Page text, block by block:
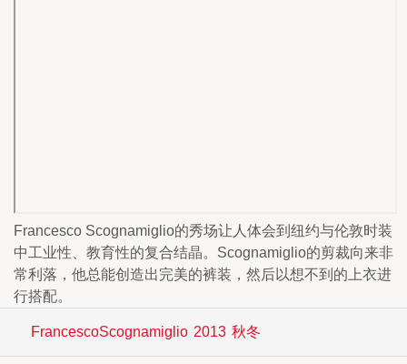
Francesco Scognamiglio的秀场让人体会到纽约与伦敦时装
中工业性、教育性的复合结晶。Scognamiglio的剪裁向来非
常利落，他总能创造出完美的裤装，然后以想不到的上衣进
行搭配。
FrancescoScognamiglio 2013 秋冬